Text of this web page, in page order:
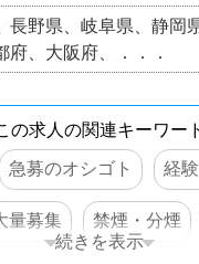
長野県、岐阜県、静岡
府、大阪府、．．．
の求人の関連キーワー
急募のオシゴト 経
量募集 禁煙・分煙
続きを表示